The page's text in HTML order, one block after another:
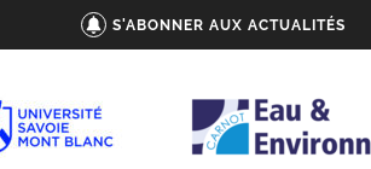
S'ABONNER AUX ACTUALITÉS